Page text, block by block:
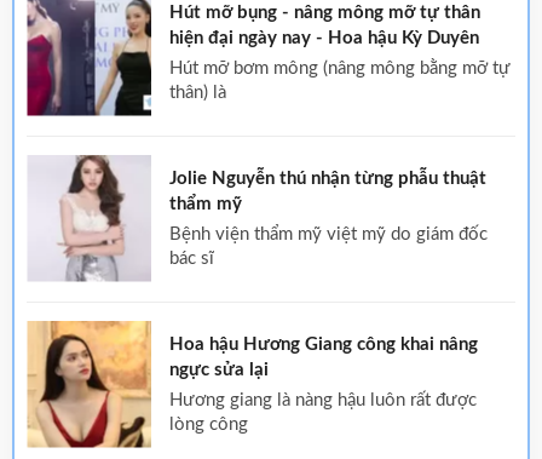
Hút mỡ bụng - nâng mông mỡ tự thân
hiện đại ngày nay - Hoa hậu Kỳ Duyên
hút mỡ bơm mông (nâng mông bằng mỡ tự
thân) là
Jolie Nguyễn thú nhận từng phẫu thuật
thẩm mỹ
bệnh viện thẩm mỹ việt mỹ do giám đốc
bác sĩ
Hoa hậu Hương Giang công khai nâng
ngực sửa lại
hương giang là nàng hậu luôn rất được
lòng công